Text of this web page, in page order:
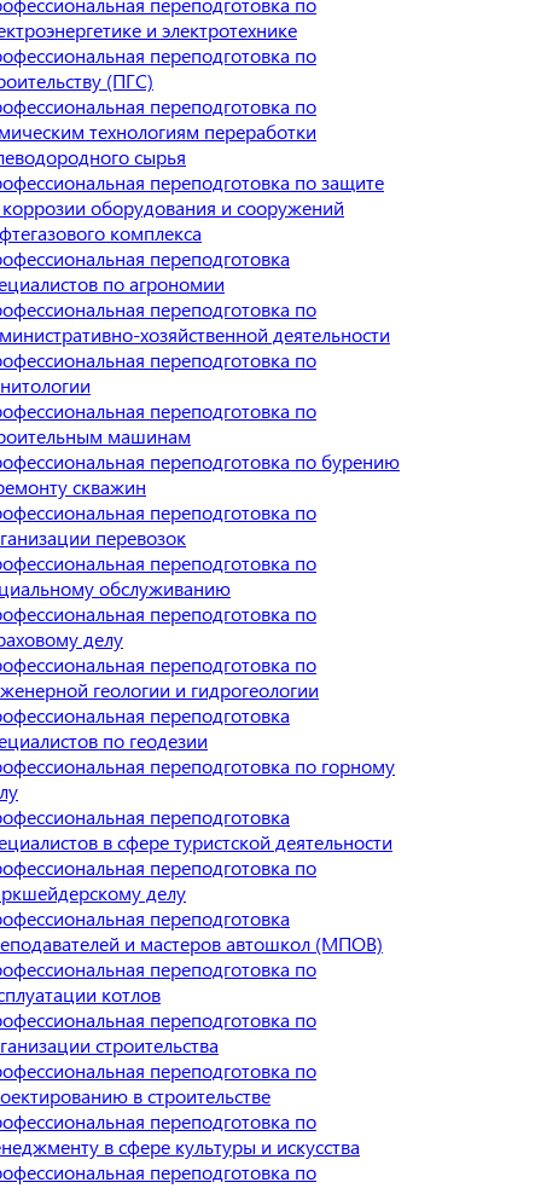
и электротехнике
переподготовка по
(ПГС)
переподготовка по
технологиям переработки
сырья
переподготовка по защите
оборудования и сооружений
комплекса
переподготовка
по агрономии
переподготовка по
хозяйственной деятельности
переподготовка по
переподготовка по
машинам
переподготовка по бурению
скважин
переподготовка по
перевозок
переподготовка по
обслуживанию
переподготовка по
делу
переподготовка по
геологии и гидрогеологии
переподготовка
по геодезии
переподготовка по горному
переподготовка
в сфере туристской деятельности
переподготовка по
делу
переподготовка
и мастеров автошкол (МПОВ)
переподготовка по
котлов
переподготовка по
строительства
переподготовка по
в строительстве
переподготовка по
в сфере культуры и искусства
переподготовка по